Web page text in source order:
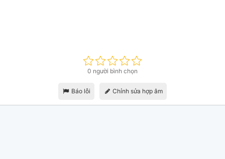
0 người bình chọn
Báo lỗi Chỉnh sửa hợp âm